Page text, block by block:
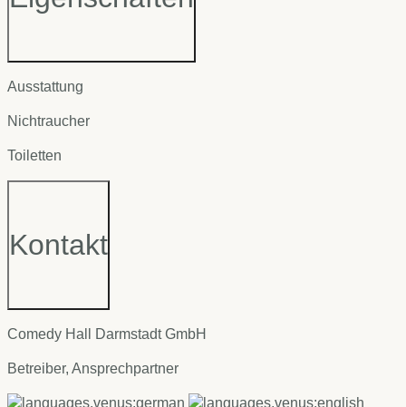
Ausstattung
Nichtraucher
Toiletten
Kontakt
Comedy Hall Darmstadt GmbH
Betreiber, Ansprechpartner